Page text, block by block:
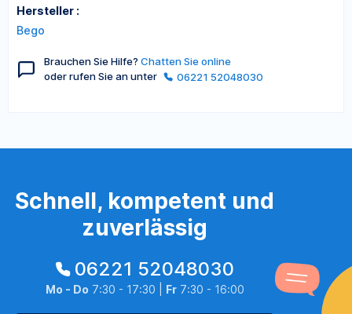
Hersteller :
Bego
Brauchen Sie Hilfe? Chatten Sie online
oder rufen Sie an unter
06221 52048030
Schnell, kompetent und
zuverlässig
06221 52048030
Mo - Do 7:30 - 17:30 | Fr7:30 - 16:00